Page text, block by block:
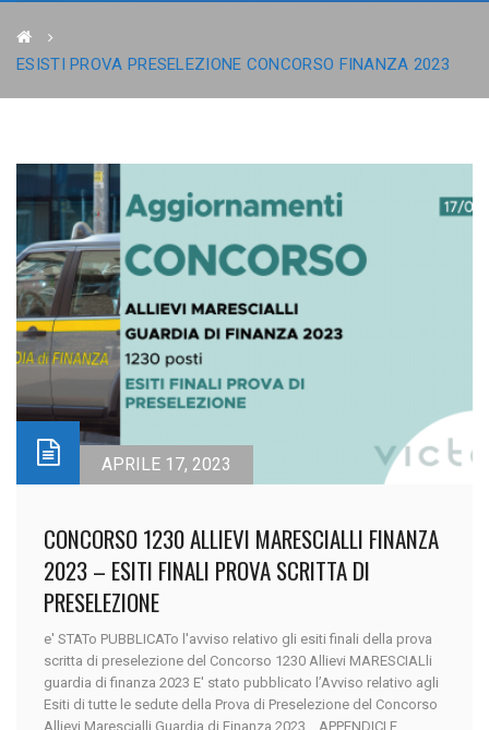
ESISTI PROVA PRESELEZIONE CONCORSO FINANZA 2023
APRILE 17, 2023
CONCORSO 1230 ALLIEVI MARESCIALLI FINANZA
2023 – ESITI FINALI PROVA SCRITTA DI
PRESELEZIONE
e' STATo PUBBLICATo l'avviso relativo gli esiti finali della prova
scritta di preselezione del Concorso 1230 Allievi MARESCIALli
guardia di finanza 2023 E' stato pubblicato l’Avviso relativo agli
Esiti di tutte le sedute della Prova di Preselezione del Concorso
Allievi Marescialli Guardia di Finanza 2023. APPENDICI E